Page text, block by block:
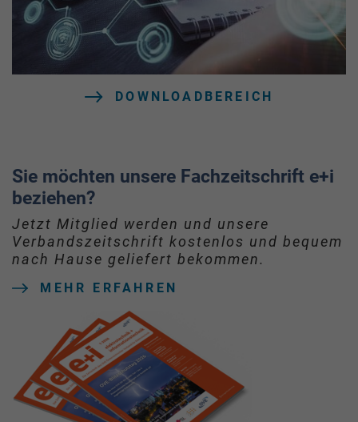
DOWNLOADBEREICH
Sie möchten unsere Fachzeitschrift e+i
beziehen?
Jetzt Mitglied werden und unsere
Verbandszeitschrift kostenlos und bequem
nach Hause geliefert bekommen.
MEHR ERFAHREN